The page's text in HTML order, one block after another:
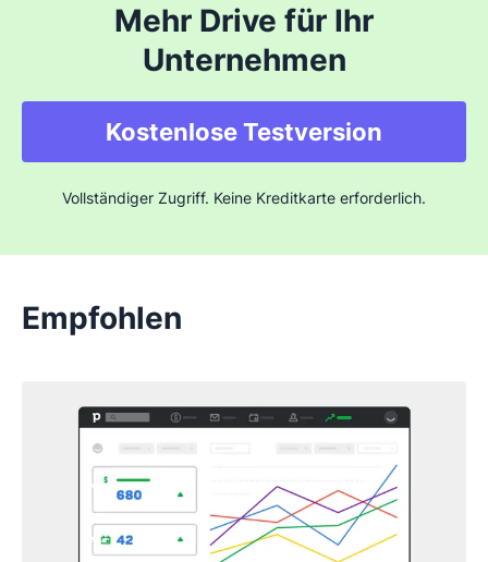
Mehr Drive für Ihr
Unternehmen
Kostenlose Testversion
Vollständiger Zugriff. Keine Kreditkarte erforderlich.
Empfohlen